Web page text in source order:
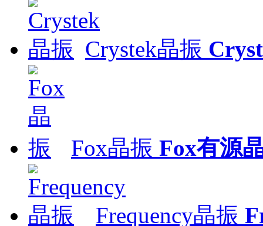
Crystek晶振
Fox晶振 Fox有源
Frequency晶振